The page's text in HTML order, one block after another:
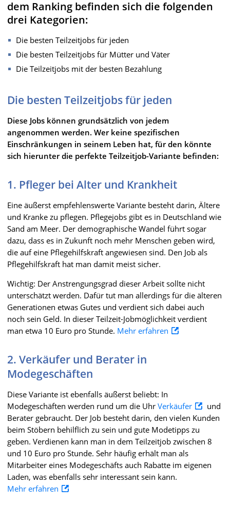
dem Ranking befinden sich die folgenden
drei Kategorien:
Die besten Teilzeitjobs für jeden
Die besten Teilzeitjobs für Mütter und Väter
Die Teilzeitjobs mit der besten Bezahlung
Die besten Teilzeitjobs für jeden
Diese Jobs können grundsätzlich von jedem
angenommen werden. Wer keine spezifischen
Einschränkungen in seinem Leben hat, für den könnte
sich hierunter die perfekte Teilzeitjob-Variante befinden:
1. Pfleger bei Alter und Krankheit
Eine äußerst empfehlenswerte Variante besteht darin, Ältere
und Kranke zu pflegen. Pflegejobs gibt es in Deutschland wie
Sand am Meer. Der demographische Wandel führt sogar
dazu, dass es in Zukunft noch mehr Menschen geben wird,
die auf eine Pflegehilfskraft angewiesen sind. Den Job als
Pflegehilfskraft hat man damit meist sicher.
Wichtig: Der Anstrengungsgrad dieser Arbeit sollte nicht
unterschätzt werden. Dafür tut man allerdings für die älteren
Generationen etwas Gutes und verdient sich dabei auch
noch sein Geld. In dieser Teilzeit-Jobmöglichkeit verdient
man etwa 10 Euro pro Stunde. Mehr erfahren
2. Verkäufer und Berater in
Modegeschäften
Diese Variante ist ebenfalls äußerst beliebt: In
Modegeschäften werden rund um die Uhr Verkäufer
und
Berater gebraucht. Der Job besteht darin, den vielen Kunden
beim Stöbern behilflich zu sein und gute Modetipps zu
geben. Verdienen kann man in dem Teilzeitjob zwischen 8
und 10 Euro pro Stunde. Sehr häufig erhält man als
Mitarbeiter eines Modegeschäfts auch Rabatte im eigenen
Laden, was ebenfalls sehr interessant sein kann.
Mehr erfahren